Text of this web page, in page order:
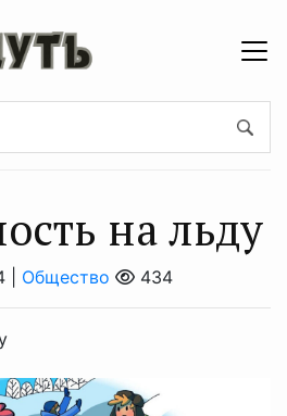
на льду
| Общество 434